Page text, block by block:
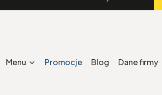
Menu Promocje Blog Dane firmy